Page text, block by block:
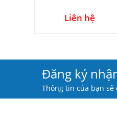
Liên hệ
Đăng ký
Thông tin của bạn